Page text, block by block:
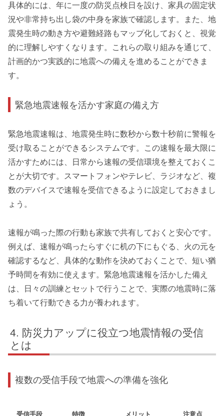
具体的には、年に一度の防災点検日を設け、家具の固定状
況や非常持ち出し袋の中身を家族で確認します。また、地
震発生時の動き方や避難経路もマップ化しておくと、視覚
的に理解しやすくなります。これらの取り組みを通じて、
計画的かつ実践的に地震への備えを進めることができま
す。
緊急地震速報を活かす家庭の備え方
緊急地震速報は、地震発生時に数秒から数十秒前に警報を
受け取ることができるシステムです。この速報を最大限に
活かすためには、日常から速報の受信環境を整えておくこ
とが大切です。スマートフォンやテレビ、ラジオなど、複
数のデバイスで速報を受信できるように設定しておきまし
ょう。
速報が鳴った際の行動も家族で共有しておくと安心です。
例えば、速報が鳴ったらすぐに机の下にもぐる、火の元を
確認するなど、具体的な動作を決めておくことで、短い猶
予時間を有効に使えます。緊急地震速報を活かした備え
は、日々の訓練とセットで行うことで、実際の地震時に落
ち着いて行動できる力が養われます。
防災力アップに役立つ地震情報の受信
とは
複数の受信手段で地震への準備を強化
受信手段 特徴 メリット 注意点